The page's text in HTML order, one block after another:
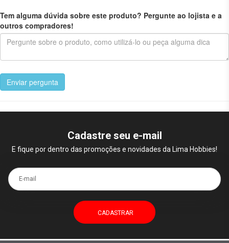
Tem alguma dúvida sobre este produto? Pergunte ao lojista e a
outros compradores!
Enviar pergunta
Cadastre seu e-mail
E fique por dentro das promoções e novidades da Lima Hobbies!
E-mail